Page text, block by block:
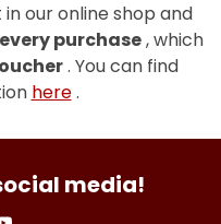
our online shop and
purchase, which
. You can find
here.
media!